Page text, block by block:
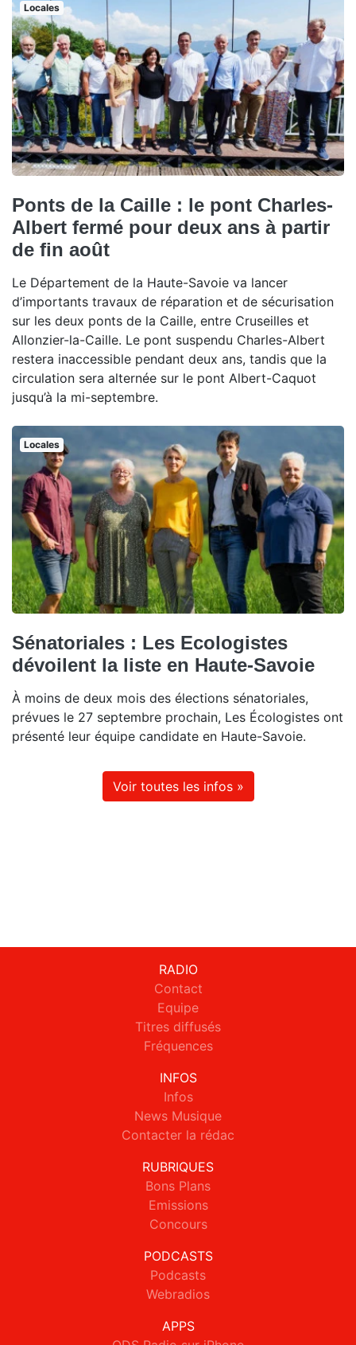
Locales
Ponts de la Caille : le pont Charles-
Albert fermé pour deux ans à partir
de fin août
Le Département de la Haute-Savoie va lancer
d’importants travaux de réparation et de sécurisation
sur les deux ponts de la Caille, entre Cruseilles et
Allonzier-la-Caille. Le pont suspendu Charles-Albert
restera inaccessible pendant deux ans, tandis que la
circulation sera alternée sur le pont Albert-Caquot
jusqu’à la mi-septembre.
Locales
Sénatoriales : Les Ecologistes
dévoilent la liste en Haute-Savoie
À moins de deux mois des élections sénatoriales,
prévues le 27 septembre prochain, Les Écologistes ont
présenté leur équipe candidate en Haute-Savoie.
Voir toutes les infos »
RADIO
Contact
Equipe
Titres diffusés
Fréquences
INFOS
Infos
News Musique
Contacter la rédac
RUBRIQUES
Bons Plans
Emissions
Concours
PODCASTS
Podcasts
Webradios
APPS